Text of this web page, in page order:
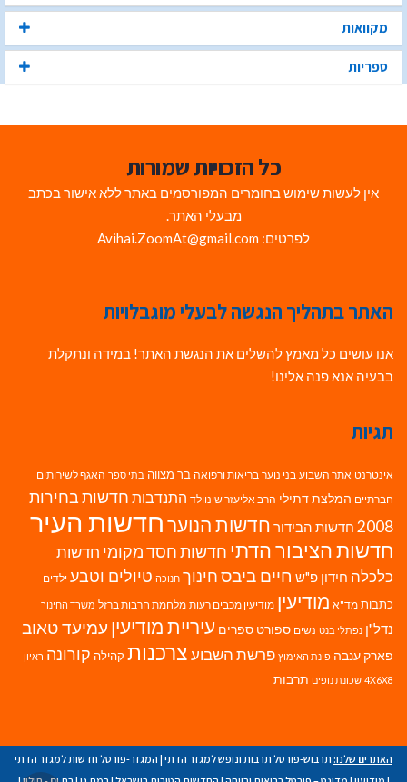
מקוואות
ספריות
כל הזכויות שמורות
אין לעשות שימוש בחומרים המפורסמים באתר ללא אישור בכתב
מבעלי האתר.
לפרטים: Avihai.ZoomAt@gmail.com
האתר בתהליך הנגשה לבעלי מוגבלויות
אנו עושים כל מאמץ להשלים את הנגשת האתר! במידה ונתקלת
בבעיה אנא פנה אלינו!
תגיות
אינטרנט אתר השבוע בני נוער בריאות ורפואה בר מצווה בתי ספר האגף לשירותים
חברתיים המלצת דתילי הרב אליעזר שינוולד התנדבות חדשות בחירות
2008 חדשות הבידור חדשות הנוערחדשות העיר
חדשות הציבור הדתי חדשות חסד מקומי חדשות
כלכלה חידון פ"ש חיים ביבסחינוך חנוכה טיולים וטבע ילדים
כתבות מד"א מודיעין מודיעין מכבים רעות מלחמת חרבות ברזל משרד החינוך
נדל"ן נפתלי בנט נשים ספורט ספרים עיריית מודיעין עמיעד טאוב
פארק ענבה פינת האימוץ פרשת השבועצרכנות קהילה קורונה ראיון
4X6X8 שכונת נופים תרבות
האתרים שלנו: תרבוש-פורטל תרבות ונופש למגזר הדתי | המגזר-פורטל חדשות למגזר הדתי